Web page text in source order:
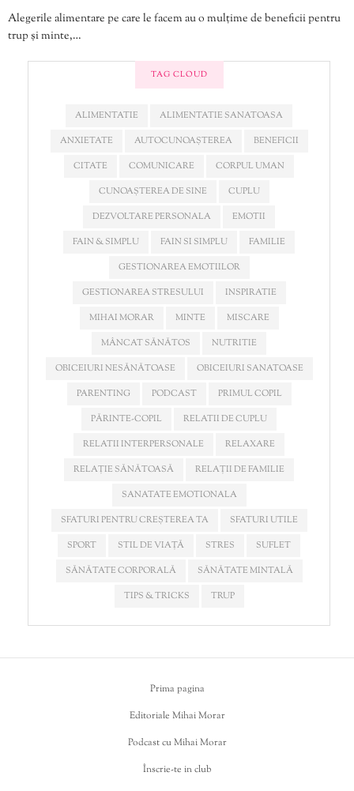
Alegerile alimentare pe care le facem au o mulțime de beneficii pentru
trup și minte,…
TAG CLOUD
ALIMENTATIE
ALIMENTATIE SANATOASA
ANXIETATE
AUTOCUNOAȘTEREA
BENEFICII
CITATE
COMUNICARE
CORPUL UMAN
CUNOAȘTEREA DE SINE
CUPLU
DEZVOLTARE PERSONALA
EMOTII
FAIN & SIMPLU
FAIN SI SIMPLU
FAMILIE
GESTIONAREA EMOTIILOR
GESTIONAREA STRESULUI
INSPIRATIE
MIHAI MORAR
MINTE
MISCARE
MÂNCAT SĂNĂTOS
NUTRITIE
OBICEIURI NESĂNĂTOASE
OBICEIURI SANATOASE
PARENTING
PODCAST
PRIMUL COPIL
PĂRINTE-COPIL
RELATII DE CUPLU
RELATII INTERPERSONALE
RELAXARE
RELAȚIE SĂNĂTOASĂ
RELAȚII DE FAMILIE
SANATATE EMOTIONALA
SFATURI PENTRU CREȘTEREA TA
SFATURI UTILE
SPORT
STIL DE VIAȚĂ STRES
SUFLET
SĂNĂTATE CORPORALĂ
SĂNĂTATE MINTALĂ
TIPS & TRICKS
TRUP
Prima pagina
Editoriale Mihai Morar
Podcast cu Mihai Morar
Înscrie-te in club